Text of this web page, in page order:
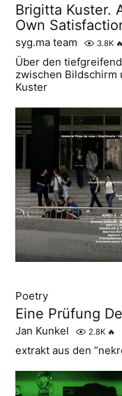
Brigitta Kuster.
Own
syg.ma team 3.8K 🔥
Über den
zwischen Bildschirm
Kuster
Poetry
Eine Prüfung
Jan Kunkel 2.8K 🔥
extrakt aus den